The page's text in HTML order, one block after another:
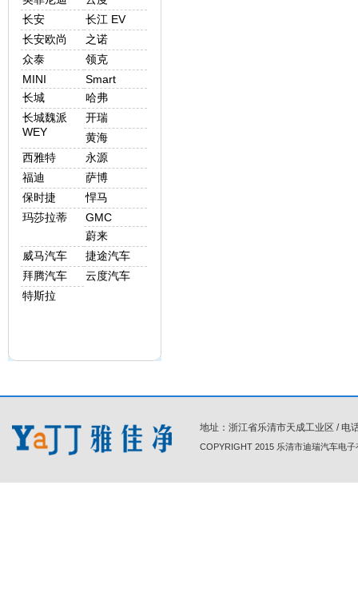
长安
长江 EV
长安欧尚
之诺
众泰
领克
MINI
Smart
长城
哈弗
长城魏派
WEY
开瑞
黄海
西雅特
永源
福迪
萨博
保时捷
悍马
玛莎拉蒂
GMC
蔚来
威马汽车
捷途汽车
拜腾汽车
云度汽车
特斯拉
地址：浙江省乐清市天成工业区 /
COPYRIGHT 2015 乐清市迪瑞汽车电